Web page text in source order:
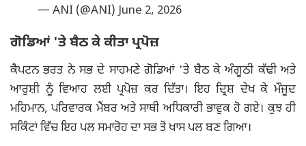
— ANI (@ANI) June 2, 2026
ਗੋਡਿਆਂ 'ਤੇ ਬੈਠ ਕੇ ਕੀਤਾ ਪ੍ਰਪੋਜ਼
ਕੈਪਟਨ ਭਰਤ ਨੇ ਸਭ ਦੇ ਸਾਹਮਣੇ ਗੋਡਿਆਂ 'ਤੇ ਬੈਠ ਕੇ ਅੰਗੂਠੀ ਕੱਢੀ ਅਤੇ
ਆਰੁਸ਼ੀ ਨੂੰ ਵਿਆਹ ਲਈ ਪ੍ਰਪੋਜ਼ ਕਰ ਦਿੱਤਾ। ਇਹ ਦ੍ਰਿਸ਼ ਦੇਖ ਕੇ ਮੌਜੂਦ
ਮਹਿਮਾਨ, ਪਰਿਵਾਰਕ ਮੈਂਬਰ ਅਤੇ ਸਾਥੀ ਅਧਿਕਾਰੀ ਭਾਵੁਕ ਹੋ ਗਏ। ਕੁਝ ਹੀ
ਸਕਿੰਟਾਂ ਵਿੱਚ ਇਹ ਪਲ ਸਮਾਰੋਹ ਦਾ ਸਭ ਤੋਂ ਖਾਸ ਪਲ ਬਣ ਗਿਆ।